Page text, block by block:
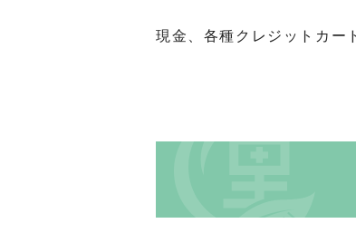
現金、各種クレジットカー